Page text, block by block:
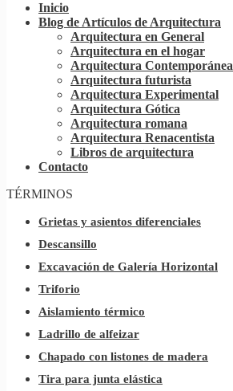
Inicio
Blog de Artículos de Arquitectura
Arquitectura en General
Arquitectura en el hogar
Arquitectura Contemporánea
Arquitectura futurista
Arquitectura Experimental
Arquitectura Gótica
Arquitectura romana
Arquitectura Renacentista
Libros de arquitectura
Contacto
TÉRMINOS
Grietas y asientos diferenciales
Descansillo
Excavación de Galería Horizontal
Triforio
Aislamiento térmico
Ladrillo de alfeizar
Chapado con listones de madera
Tira para junta elástica